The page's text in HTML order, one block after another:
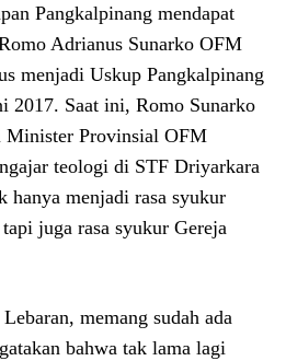
Pangkalpinang mendapat
Adrianus Sunarko OFM
menjadi Uskup Pangkalpinang
2017. Saat ini, Romo Sunarko
Minister Provinsial OFM
teologi di STF Driyarkara
hanya menjadi rasa syukur
juga rasa syukur Gereja
memang sudah ada
bahwa tak lama lagi